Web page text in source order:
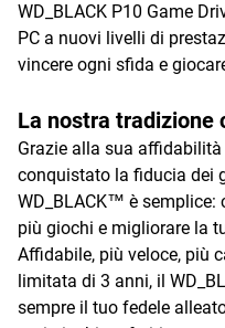
WD_BLACK P10 Game
PC a nuovi livelli di
vincere ogni sfida e
La nostra tradizione
Grazie alla sua affidabilità
conquistato la fiducia dei
WD_BLACK™ è semplice:
più giochi e migliorare la
Affidabile, più veloce, più
limitata di 3 anni, il
sempre il tuo fedele